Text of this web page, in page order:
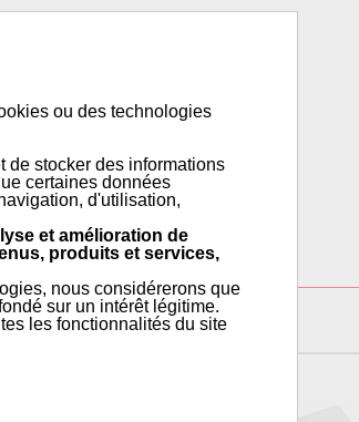
élaboré avec le concours des
judicieusement conçue et dotée d’une
& Ensembles de régulation
ou des technologies
de stocker des informations
certaines données
d'utilisation,
et amélioration de
produits et services,
nous considérerons que
sur un intérêt légitime.
les fonctionnalités du site